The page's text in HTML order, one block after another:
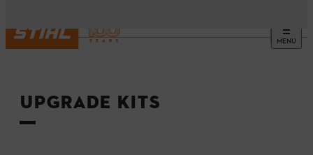
MENU
Etusivu
UPGRADE KITS